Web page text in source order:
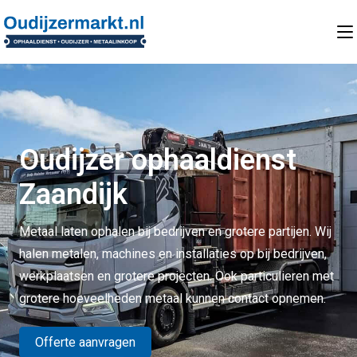
Oudijzer ophaaldienst
Zaandijk
Metaal laten ophalen bij bedrijven en grotere partijen. Wij
halen metalen, machines en installaties op bij bedrijven,
werkplaatsen en grotere projecten. Ook particulieren met
grotere hoeveelheden metaal kunnen contact opnemen.
Offerte aanvragen